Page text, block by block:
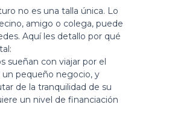
no es una talla única. Lo
amigo o colega, puede
Aquí les detallo por qué
sueñan con viajar por el
pequeño negocio, y
de la tranquilidad de su
un nivel de financiación